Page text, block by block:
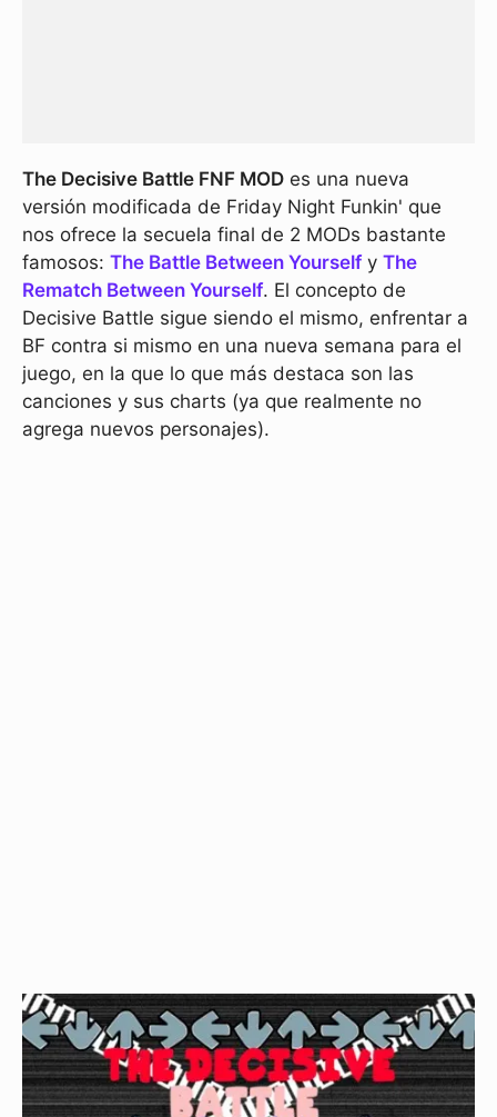
The Decisive Battle FNF MOD es una nueva
versión modificada de Friday Night Funkin' que
nos ofrece la secuela final de 2 MODs bastante
famosos: The Battle Between Yourselfy The
Rematch Between Yourself. El concepto de
Decisive Battle sigue siendo el mismo, enfrentar a
BF contra si mismo en una nueva semana para el
juego, en la que lo que más destaca son las
canciones y sus charts (ya que realmente no
agrega nuevos personajes).